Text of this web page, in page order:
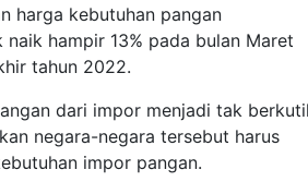
harga kebutuhan pangan
hampir 13% pada bulan Maret
tahun 2022.
dari impor menjadi tak
negara-negara tersebut harus
impor pangan.